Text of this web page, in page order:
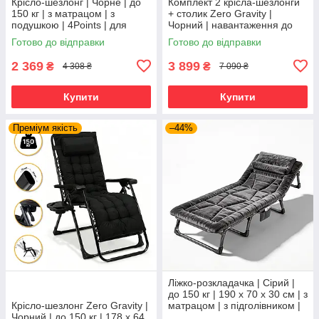
150 кг | з матрацом | з
подушкою | 4Points | для
дому, дачі та відпочинку
Готово до відправки
2 369 ₴ 4 308 ₴
Купити
+ столик Zero Gravity |
Чорний | навантаження до
120 кг | 2 крісла + столик |
LEOBRO LB-ZGT-F3-PLD |
Готово до відправки
3 899 ₴ 7 090 ₴
Купити
Преміум якість
Крісло-шезлонг Zero Gravity |
–44%
Ліжко-розкладачка | Сірий |
до 150 кг | 190 х 70 х 30 см | з
матрацом | з підголівником |